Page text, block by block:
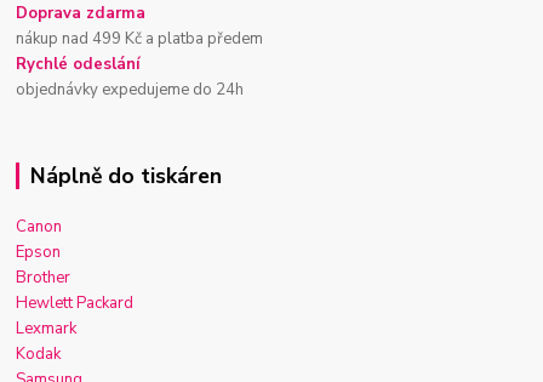
Doprava zdarma
nákup nad 499 Kč a platba předem
Rychlé odeslání
objednávky expedujeme do 24h
Náplně do tiskáren
Canon
Epson
Brother
Hewlett Packard
Lexmark
Kodak